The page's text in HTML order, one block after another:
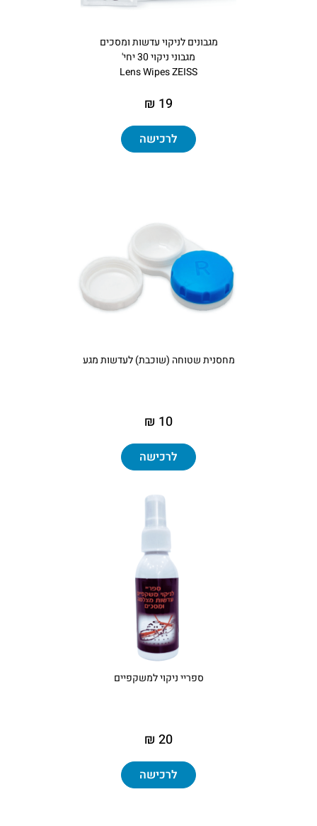
מגבונים‏ ‏לניקוי‏ ‏עדשות ומסכים
מגבוני ניקוי 30 יחי'
Lens Wipes ZEISS
19 ₪
לרכישה
מחסנית שטוחה (שוכבת) לעדשות מגע
10 ₪
לרכישה
ספריי ניקוי למשקפיים
20 ₪
לרכישה